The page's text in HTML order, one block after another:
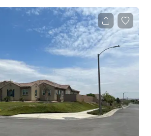
de toutes sortes ! Environnement non-
pour fumer Vous disposez de
fête pour l'installation, veuillez inclure
réservation totale Pas de lavage devant
Fi invité